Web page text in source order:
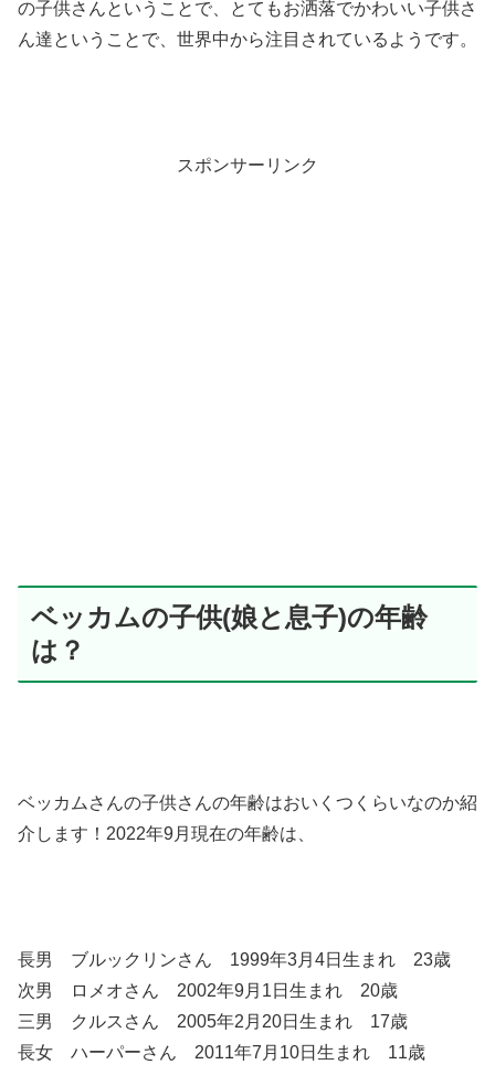
の子供さんということで、とてもお洒落でかわいい子供さ
ん達ということで、世界中から注目されているようです。
スポンサーリンク
ベッカムの子供(娘と息子)の年齢
は？
ベッカムさんの子供さんの年齢はおいくつくらいなのか紹
介します！2022年9月現在の年齢は、
長男 ブルックリンさん 1999年3月4日生まれ 23歳
次男 ロメオさん 2002年9月1日生まれ 20歳
三男 クルスさん 2005年2月20日生まれ 17歳
長女 ハーパーさん 2011年7月10日生まれ 11歳